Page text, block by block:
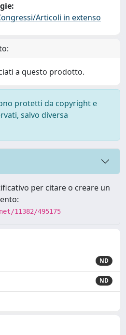
Articoli in extenso
a questo prodotto.
protetti da copyright e
salvo diversa
per citare o creare un
11382/495175
ND
ND